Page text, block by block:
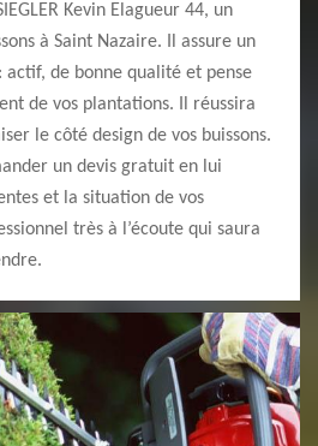
Kevin Elagueur 44, un
à Saint Nazaire. Il assure un
de bonne qualité et pense
de vos plantations. Il réussira
le côté design de vos buissons.
un devis gratuit en lui
et la situation de vos
très à l’écoute qui saura